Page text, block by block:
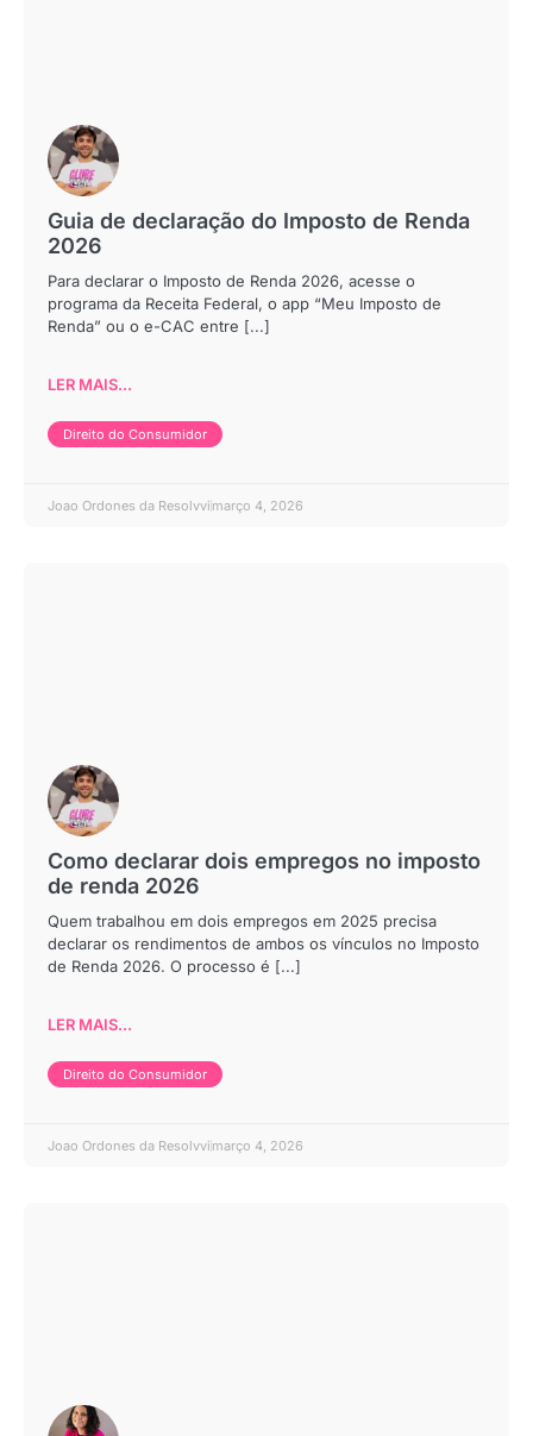
Guia de declaração do Imposto de Renda
2026
Para declarar o Imposto de Renda 2026, acesse o
programa da Receita Federal, o app “Meu Imposto de
Renda” ou o e-CAC entre [...]
LER MAIS...
Direito do Consumidor
Joao Ordones da Resolvvi março 4, 2026
Como declarar dois empregos no imposto
de renda 2026
Quem trabalhou em dois empregos em 2025 precisa
declarar os rendimentos de ambos os vínculos no Imposto
de Renda 2026. O processo é [...]
LER MAIS...
Direito do Consumidor
Joao Ordones da Resolvvi março 4, 2026